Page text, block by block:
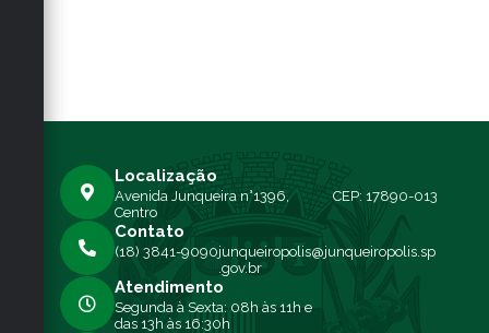
Localização
Avenida Junqueira n°1396,
Centro
CEP: 17890-013
Contato
(18) 3841-9090junqueiropolis@junqueiropolis.sp
.gov.br
Atendimento
Segunda à Sexta: 08h às 11h e
das 13h às 16:30h